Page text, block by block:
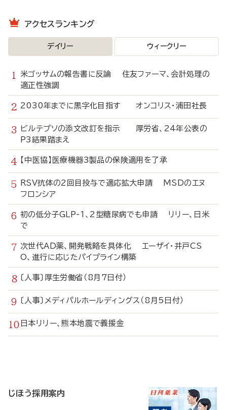
アクセスランキング
デイリー ウィークリー
米ゴッサムの報告書に反論 住友ファーマ、会計処理の
適正性強調
2030年までに黒字化目指す オンコリス・浦田社長
ビルテプソの添文改訂を指示 厚労省、24年公表の
P3結果踏まえ
【中医協】医療機器3製品の保険適用を了承
RSV抗体の2回目投与で適応拡大申請 MSDのエヌ
フロンシア
初の低分子GLP-1、2型糖尿病でも申請 リリー、日米
で
次世代AD薬、開発戦略を具体化 エーザイ・井戸CS
O、進行に応じたパイプライン構築
〔人事〕厚生労働省（8月7日付）
〔人事〕メディパルホールディングス（8月5日付）
日本リリー、熊本地震で義援金
じほう採用案内